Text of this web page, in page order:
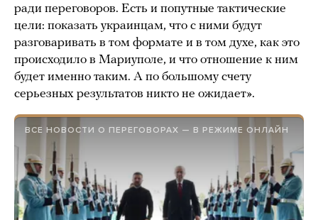
ради переговоров. Есть и попутные тактические
цели: показать украинцам, что с ними будут
разговаривать в том формате и в том духе, как это
происходило в Мариуполе, и что отношение к ним
будет именно таким. А по большому счету
серьезных результатов никто не ожидает».
ВСЕ НОВОСТИ О ПЕРЕГОВОРАХ — В РЕЖИМЕ ОНЛАЙН